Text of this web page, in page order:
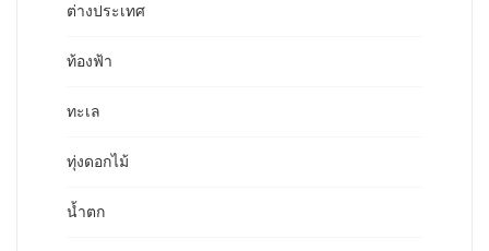
ต่างประเทศ
ท้องฟ้า
ทะเล
ทุ่งดอกไม้
น้ำตก